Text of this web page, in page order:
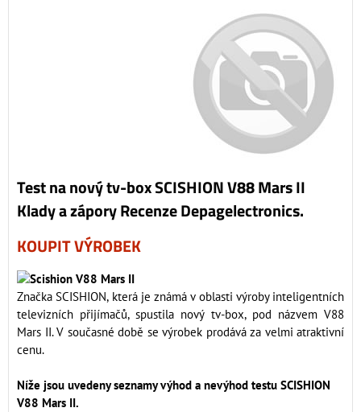
Test na nový tv-box SCISHION V88 Mars II
Klady a zápory Recenze Depagelectronics.
KOUPIT VÝROBEK
Značka SCISHION, která je známá v oblasti výroby inteligentních
televizních přijímačů, spustila nový tv-box, pod názvem V88
Mars II. V současné době se výrobek prodává za velmi atraktivní
cenu.
Níže jsou uvedeny seznamy výhod a nevýhod testu SCISHION
V88 Mars II.